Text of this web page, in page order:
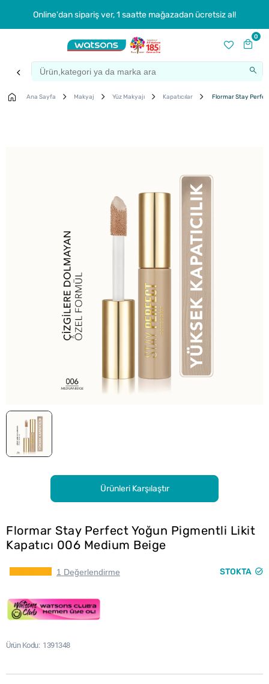
Online'dan sipariş ver, 1 saatte mağazadan ücretsiz al!
0
Ana Sayfa Makyaj Yüz Makyajı Kapatıcılar Flormar Stay
Ürünleri Karşılaştır
Flormar Stay Perfect Yoğun Pigmentli Likit
Kapatıcı 006 Medium Beige
1 Değerlendirme STOKTA
Ürün Kodu 1391348